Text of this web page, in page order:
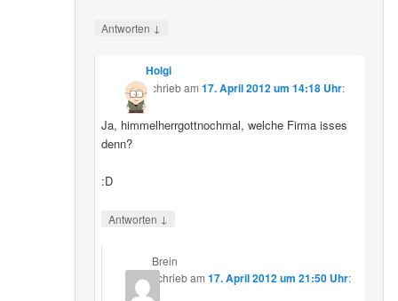
Antworten ↓
Holgi
schriebam 17. April 2012 um 14:18 Uhr:
Ja, himmelherrgottnochmal, welche Firma isses
denn?
:D
Antworten ↓
Brein
schriebam17. April 2012 um 21:50 Uhr: